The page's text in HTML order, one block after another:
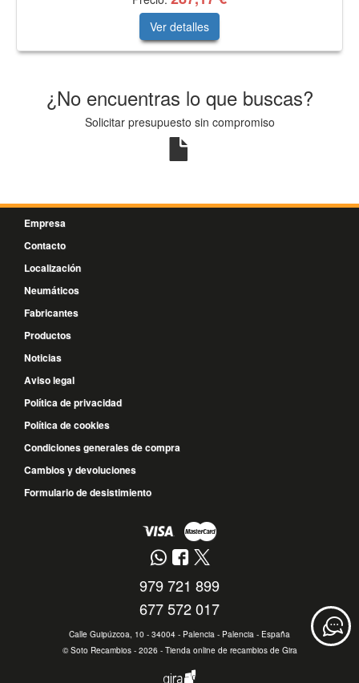
Ver detalles
¿No encuentras lo que buscas?
Solicitar presupuesto sin compromiso
Empresa
Contacto
Localización
Neumáticos
Fabricantes
Productos
Noticias
Aviso legal
Política de privacidad
Política de cookies
Condiciones generales de compra
Cambios y devoluciones
Formulario de desistimiento
979 721 899
677 572 017
Calle Guipúzcoa, 10 - 34004 - Palencia - Palencia - España
©Soto Recambios- 2026 - Tienda online de recambios de Gira